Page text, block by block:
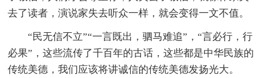
去了读者，演说家失去听众一样，就会变得一文不值。
“民无信不立”“一言既出，驷马难追”，“言必行，行
必果”，这些流传了千百年的古话，这些都是中华民族的
传统美德，我们应该将讲诚信的传统美德发扬光大。